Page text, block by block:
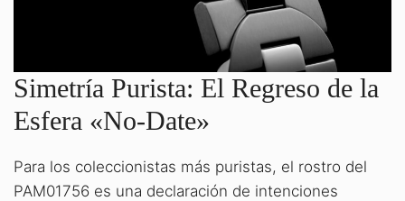
Simetría Purista: El Regreso de la
Esfera «No-Date»
Para los coleccionistas más puristas, el rostro del
PAM01756 es una declaración de intenciones